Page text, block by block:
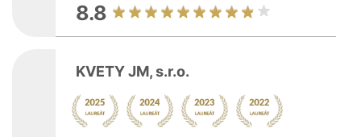
8.8
KVETY JM, s.r.o.